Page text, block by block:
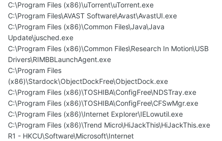
C:\Program Files (x86)\uTorrent\uTorrent.exe
C:\Program Files\AVAST Software\Avast\AvastUI.exe
C:\Program Files (x86)\Common Files\Java\Java
Update\jusched.exe
C:\Program Files (x86)\Common Files\Research In Motion\USB
Drivers\RIMBBLaunchAgent.exe
C:\Program Files
(x86)\Stardock\ObjectDockFree\ObjectDock.exe
C:\Program Files (x86)\TOSHIBA\ConfigFree\NDSTray.exe
C:\Program Files (x86)\TOSHIBA\ConfigFree\CFSwMgr.exe
C:\Program Files (x86)\Internet Explorer\IELowutil.exe
C:\Program Files (x86)\Trend Micro\HiJackThis\HiJackThis.exe
R1 - HKCU\Software\Microsoft\Internet